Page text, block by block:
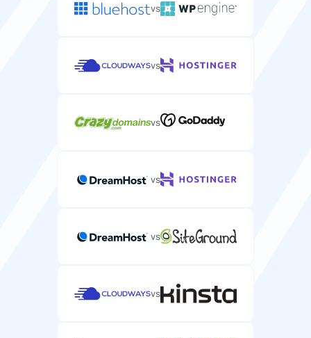
vs
vs
vs
vs
vs
vs